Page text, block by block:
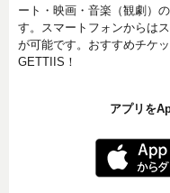
ート・映画・音楽（観劇）
す。スマートフォンからは
が可能です。おすすめチケ
GETTIIS！
アプリを